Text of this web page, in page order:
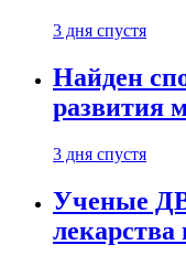
3 дня спустя
Найден
развития
3 дня спустя
Ученые